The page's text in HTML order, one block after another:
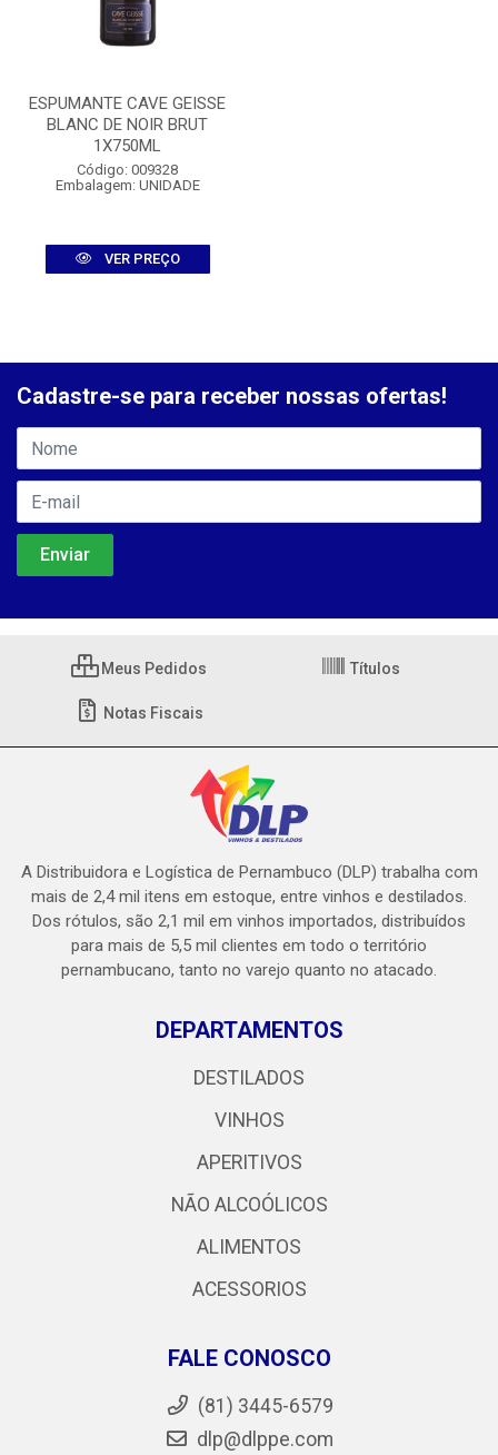
ESPUMANTE CAVE GEISSE
BLANC DE NOIR BRUT
1X750ML
Código: 009328
Embalagem: UNIDADE
VER PREÇO
Cadastre-se para receber nossas ofertas!
Meus Pedidos Títulos
Notas Fiscais
A Distribuidora e Logística de Pernambuco (DLP) trabalha com
mais de 2,4 mil itens em estoque, entre vinhos e destilados.
Dos rótulos, são 2,1 mil em vinhos importados, distribuídos
para mais de 5,5 mil clientes em todo o território
pernambucano, tanto no varejo quanto no atacado.
DEPARTAMENTOS
DESTILADOS
VINHOS
APERITIVOS
NÃO ALCOÓLICOS
ALIMENTOS
ACESSORIOS
FALE CONOSCO
(81) 3445-6579
dlp@dlppe.com